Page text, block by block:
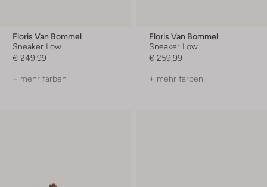
Floris Van Bommel
Sneaker Low
€ 249,99
+ mehr farben
Floris Van Bommel
Sneaker Low
€ 259,99
+ mehr farben